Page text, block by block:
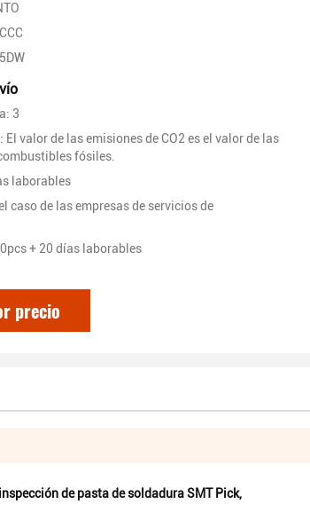
3
El valor de las emisiones de CO2 es el valor de las
fósiles.
laborables
caso de las empresas de servicios de
+ 20 días laborables
precio
de pasta de soldadura SMT Pick,